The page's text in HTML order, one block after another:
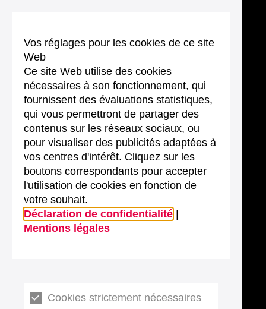
Vos réglages pour les cookies de ce site
Web
Ce site Web utilise des cookies
nécessaires à son fonctionnement, qui
fournissent des évaluations statistiques,
qui vous permettront de partager des
contenus sur les réseaux sociaux, ou
pour visualiser des publicités adaptées à
vos centres d'intérêt. Cliquez sur les
boutons correspondants pour accepter
l'utilisation de cookies en fonction de
votre souhait.
Déclaration de confidentialité
Mentions légales
Cookies strictement nécessaires